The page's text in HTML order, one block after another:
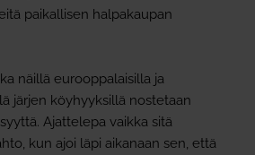
paikallisen halpakaupan
näillä eurooppalaisilla ja
järjen köyhyyksillä nostetaan
Ajattelepa vaikka sitä
kun ajoi läpi aikanaan sen, että